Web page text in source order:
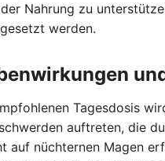
Nahrung zu
werden.
Tagesdosis
auftreten, die
auf nüchternen Magen